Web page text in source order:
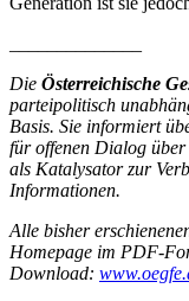
Die Österreichische
parteipolitisch
Basis. Sie informiert
für offenen Dialog
als Katalysator zur
Informationen.
Alle bisher
Homepage im PDF-
Download: